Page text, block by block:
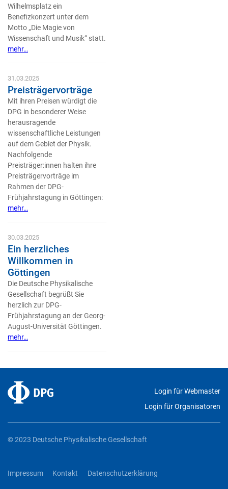
Wilhelmsplatz ein
Benefizkonzert unter dem
Motto „Die Magie von
Wissenschaft und Musik“ statt.
mehr…
31.03.2025
Preisträgervorträge
Mit ihren Preisen würdigt die
DPG in besonderer Weise
herausragende
wissenschaftliche Leistungen
auf dem Gebiet der Physik.
Nachfolgende
Preisträger:innen halten ihre
Preisträgervorträge im
Rahmen der DPG-
Frühjahrstagung in Göttingen:
mehr…
30.03.2025
Ein herzliches
Willkommen in
Göttingen
Die Deutsche Physikalische
Gesellschaft begrüßt Sie
herzlich zur DPG-
Frühjahrstagung an der Georg-
August-Universität Göttingen.
mehr…
Login für Webmaster
Login für Organisatoren
© 2023 Deutsche Physikalische Gesellschaft
Impressum Kontakt Datenschutzerklärung